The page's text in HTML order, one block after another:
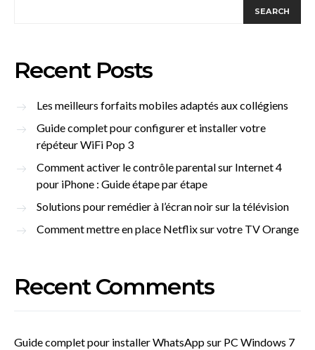
SEARCH
Recent Posts
Les meilleurs forfaits mobiles adaptés aux collégiens
Guide complet pour configurer et installer votre
répéteur WiFi Pop 3
Comment activer le contrôle parental sur Internet 4
pour iPhone : Guide étape par étape
Solutions pour remédier à l’écran noir sur la télévision
Comment mettre en place Netflix sur votre TV Orange
Recent Comments
Guide complet pour installer WhatsApp sur PC Windows 7